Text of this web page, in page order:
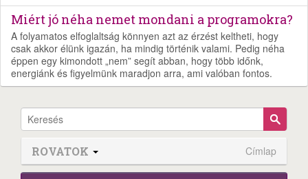
Miért jó néha nemet mondani a programokra?
A folyamatos elfoglaltság könnyen azt az érzést keltheti, hogy
csak akkor élünk igazán, ha mindig történik valami. Pedig néha
éppen egy kimondott „nem” segít abban, hogy több időnk,
energiánk és figyelmünk maradjon arra, ami valóban fontos.
ROVATOK Címlap